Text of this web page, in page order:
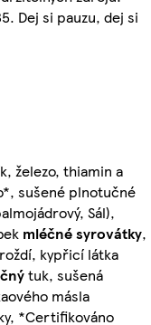
Dej si pauzu, dej si
železo, thiamin a
sušené plnotučné
Sál),
mléčnésyrovátky,
kypřicí látka
tuk, sušená
másla
*Certifikováno